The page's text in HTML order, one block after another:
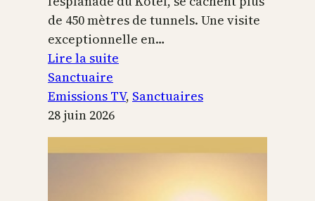
de 450 mètres de tunnels. Une visite
exceptionnelle en…
Lire la suite
Temple
Jérusalem
Sanctuaire
Emissions TV, Sanctuaires
28 juin 2026